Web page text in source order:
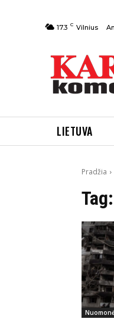
17.3 C Vilnius
LIETUVA
Pradžia
Tag: